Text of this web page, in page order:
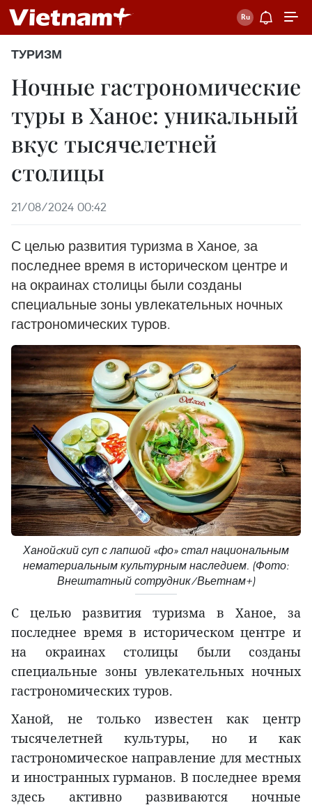
ТУРИЗМ
Ночные гастрономические
туры в Ханое: уникальный
вкус тысячелетней
столицы
21/08/2024 00:42
С целью развития туризма в Ханое, за
последнее время в историческом центре и
на окраинах столицы были созданы
специальные зоны увлекательных ночных
гастрономических туров.
Ханойcкий суп с лапшой «фо» стал национальным
нематериальным культурным наследием. (Фото:
Внештатный сотрудник/Вьетнам+)
С целью развития туризма в Ханое, за
последнее время в историческом центре и
на окраинах столицы были созданы
специальные зоны увлекательных ночных
гастрономических туров.
Ханой, не только известен как центр
тысячелетней культуры, но и как
гастрономическое направление для местных
и иностранных гурманов. В последнее время
здесь активно развиваются ночные